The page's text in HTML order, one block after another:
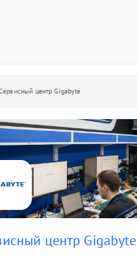
центр Gigabyte
центр Gigabyte